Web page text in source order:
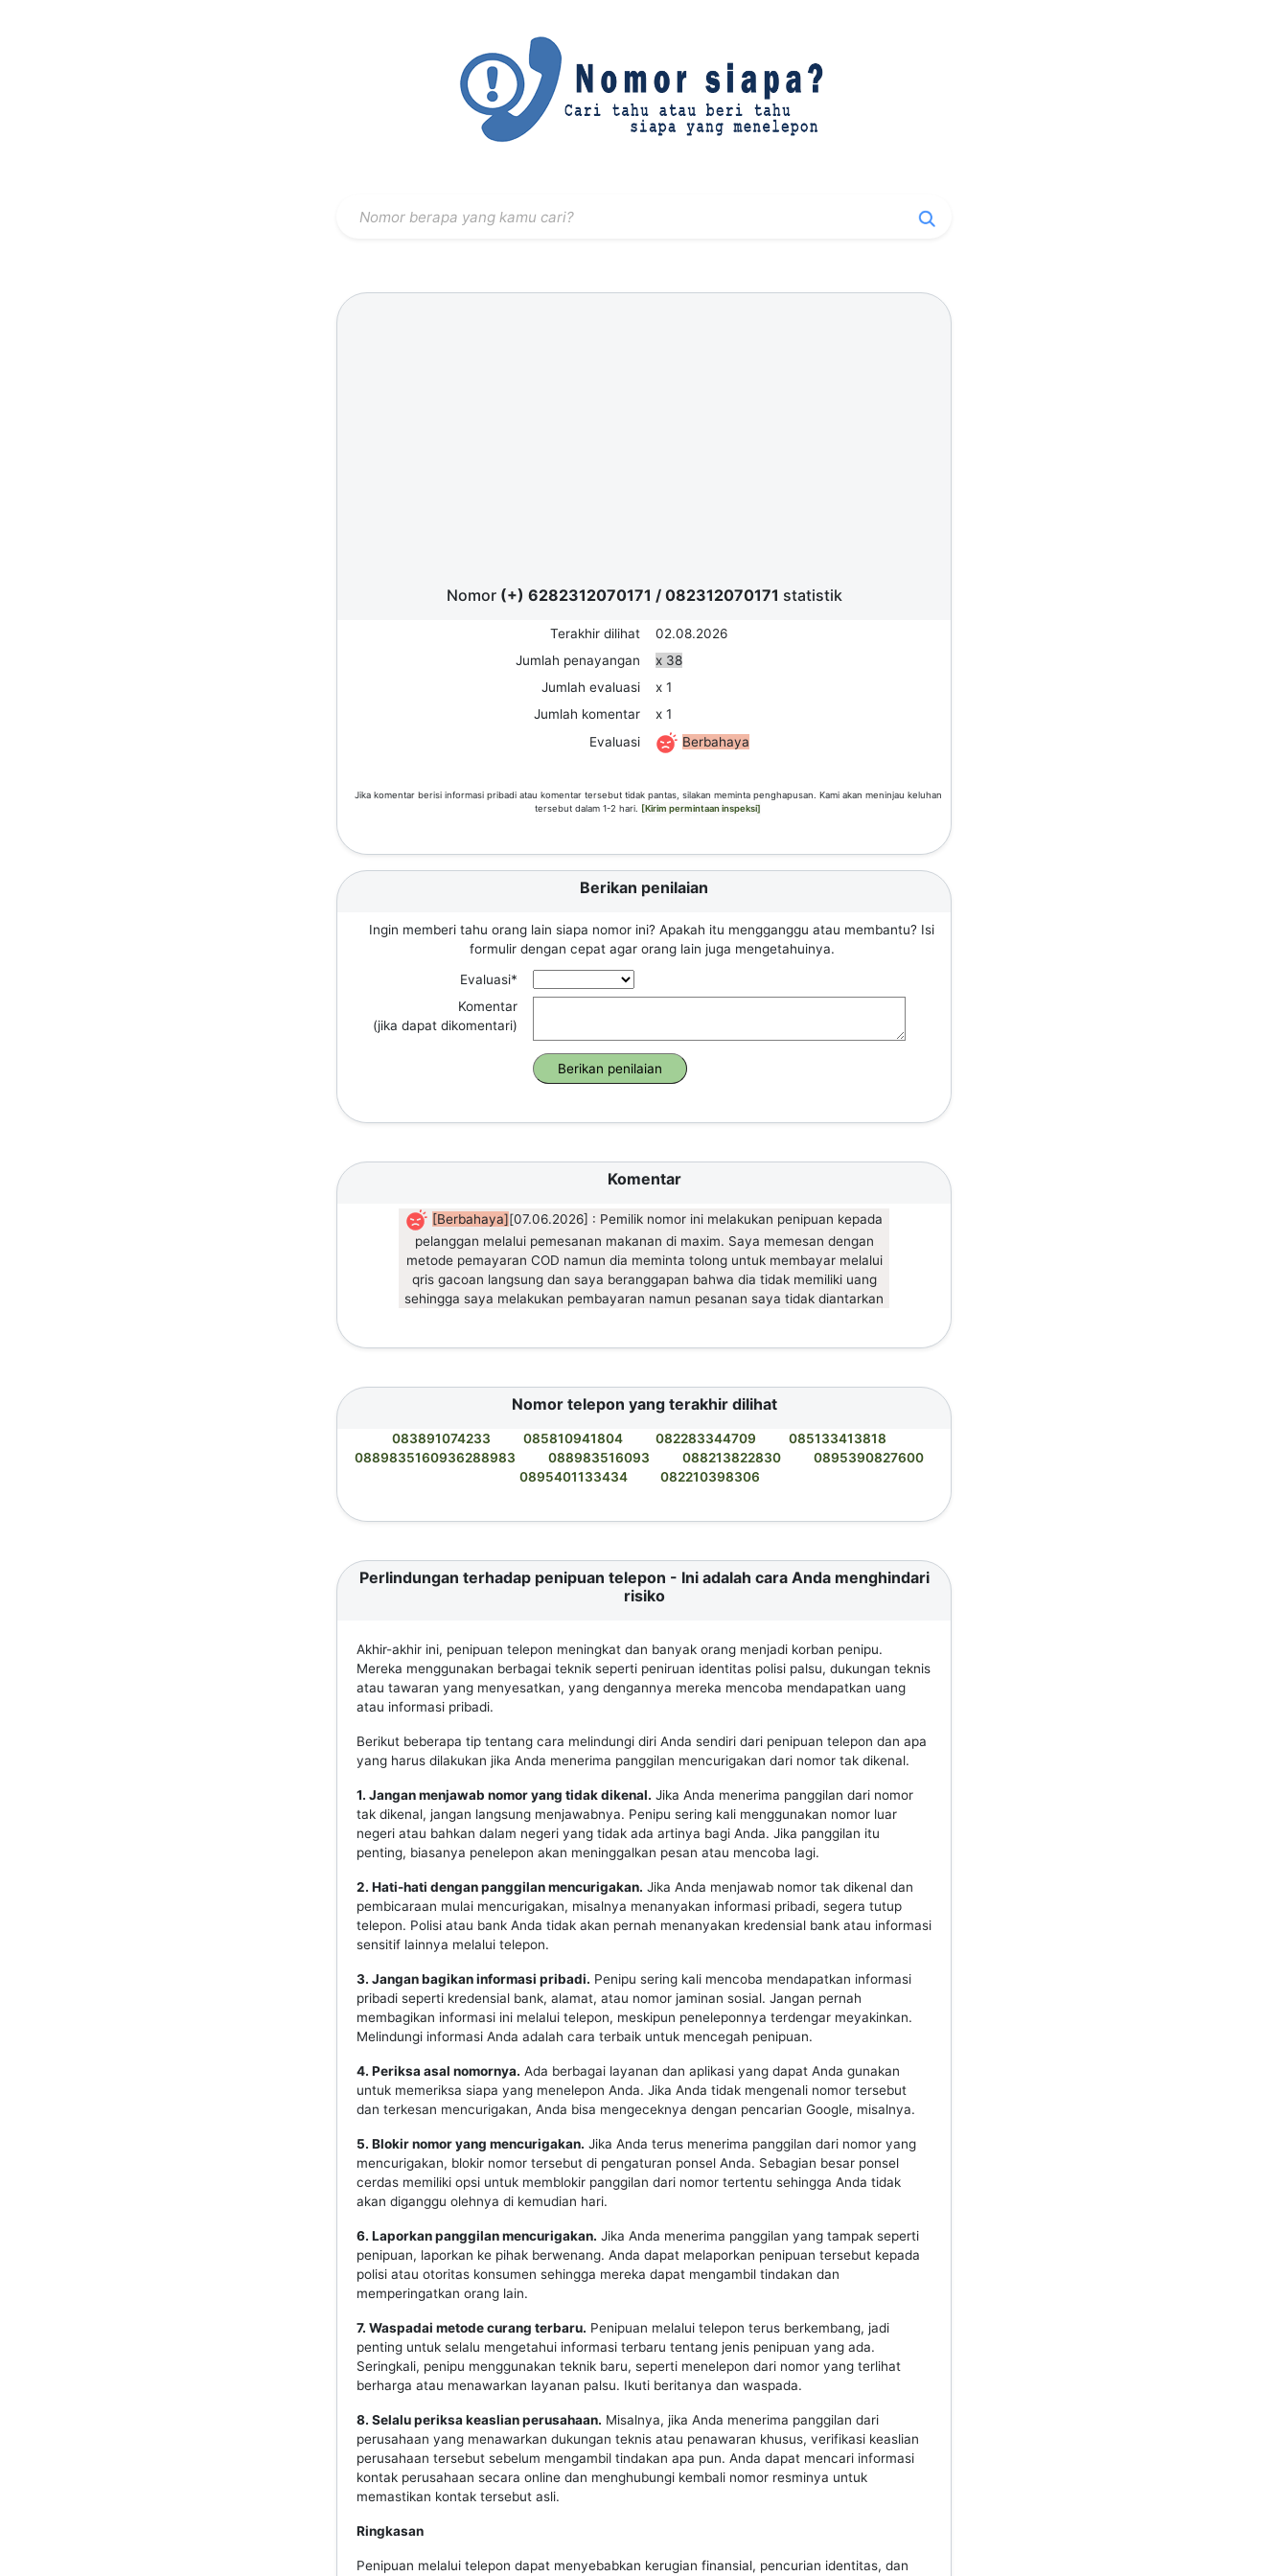
Nomor (+) 6282312070171 /082312070171 statistik
Terakhir dilihat
02.08.2026
Jumlah penayangan
x 38
Jumlah evaluasi
x 1
Jumlah komentar
x 1
Evaluasi
Berbahaya
Jika komentar berisi informasi pribadi atau komentar tersebut tidak pantas, silakan meminta penghapusan. Kami akan meninjau keluhan
tersebut dalam 1-2 hari. [Kirim permintaan inspeksi]
Berikan penilaian
Ingin memberi tahu orang lain siapa nomor ini? Apakah itu mengganggu atau membantu? Isi
formulir dengan cepat agar orang lain juga mengetahuinya.
Evaluasi*
Komentar
(jika dapat dikomentari)
Komentar
[Berbahaya][07.06.2026] : Pemilik nomor ini melakukan penipuan kepada
pelanggan melalui pemesanan makanan di maxim. Saya memesan dengan
metode pemayaran COD namun dia meminta tolong untuk membayar melalui
qris gacoan langsung dan saya beranggapan bahwa dia tidak memiliki uang
sehingga saya melakukan pembayaran namun pesanan saya tidak diantarkan
Nomor telepon yang terakhir dilihat
083891074233 085810941804 082283344709
085133413818
0889835160936288983
088983516093 088213822830
0895390827600
0895401133434
082210398306
Perlindungan terhadap penipuan telepon - Ini adalah cara Anda menghindari
risiko
Akhir-akhir ini, penipuan telepon meningkat dan banyak orang menjadi korban penipu.
Mereka menggunakan berbagai teknik seperti peniruan identitas polisi palsu, dukungan teknis
atau tawaran yang menyesatkan, yang dengannya mereka mencoba mendapatkan uang
atau informasi pribadi.
Berikut beberapa tip tentang cara melindungi diri Anda sendiri dari penipuan telepon dan apa
yang harus dilakukan jika Anda menerima panggilan mencurigakan dari nomor tak dikenal.
1. Jangan menjawab nomor yang tidak dikenal. Jika Anda menerima panggilan dari nomor
tak dikenal, jangan langsung menjawabnya. Penipu sering kali menggunakan nomor luar
negeri atau bahkan dalam negeri yang tidak ada artinya bagi Anda. Jika panggilan itu
penting, biasanya penelepon akan meninggalkan pesan atau mencoba lagi.
2. Hati-hati dengan panggilan mencurigakan. Jika Anda menjawab nomor tak dikenal dan
pembicaraan mulai mencurigakan, misalnya menanyakan informasi pribadi, segera tutup
telepon. Polisi atau bank Anda tidak akan pernah menanyakan kredensial bank atau informasi
sensitif lainnya melalui telepon.
3. Jangan bagikan informasi pribadi. Penipu sering kali mencoba mendapatkan informasi
pribadi seperti kredensial bank, alamat, atau nomor jaminan sosial. Jangan pernah
membagikan informasi ini melalui telepon, meskipun peneleponnya terdengar meyakinkan.
Melindungi informasi Anda adalah cara terbaik untuk mencegah penipuan.
4. Periksa asal nomornya. Ada berbagai layanan dan aplikasi yang dapat Anda gunakan
untuk memeriksa siapa yang menelepon Anda. Jika Anda tidak mengenali nomor tersebut
dan terkesan mencurigakan, Anda bisa mengeceknya dengan pencarian Google, misalnya.
5. Blokir nomor yang mencurigakan. Jika Anda terus menerima panggilan dari nomor yang
mencurigakan, blokir nomor tersebut di pengaturan ponsel Anda. Sebagian besar ponsel
cerdas memiliki opsi untuk memblokir panggilan dari nomor tertentu sehingga Anda tidak
akan diganggu olehnya di kemudian hari.
6. Laporkan panggilan mencurigakan. Jika Anda menerima panggilan yang tampak seperti
penipuan, laporkan ke pihak berwenang. Anda dapat melaporkan penipuan tersebut kepada
polisi atau otoritas konsumen sehingga mereka dapat mengambil tindakan dan
memperingatkan orang lain.
7. Waspadai metode curang terbaru. Penipuan melalui telepon terus berkembang, jadi
penting untuk selalu mengetahui informasi terbaru tentang jenis penipuan yang ada.
Seringkali, penipu menggunakan teknik baru, seperti menelepon dari nomor yang terlihat
berharga atau menawarkan layanan palsu. Ikuti beritanya dan waspada.
8. Selalu periksa keaslian perusahaan. Misalnya, jika Anda menerima panggilan dari
perusahaan yang menawarkan dukungan teknis atau penawaran khusus, verifikasi keaslian
perusahaan tersebut sebelum mengambil tindakan apa pun. Anda dapat mencari informasi
kontak perusahaan secara online dan menghubungi kembali nomor resminya untuk
memastikan kontak tersebut asli.
Ringkasan
Penipuan melalui telepon dapat menyebabkan kerugian finansial, pencurian identitas, dan